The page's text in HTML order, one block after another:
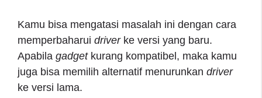
Kamu bisa mengatasi masalah ini dengan cara
memperbaharui driverke versi yang baru.
Apabila gadgetkurang kompatibel, maka kamu
juga bisa memilih alternatif menurunkan driver
ke versi lama.